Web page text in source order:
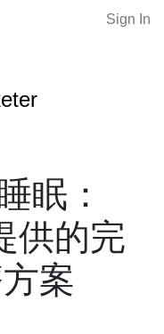
Sign In
眠：
供的完
案